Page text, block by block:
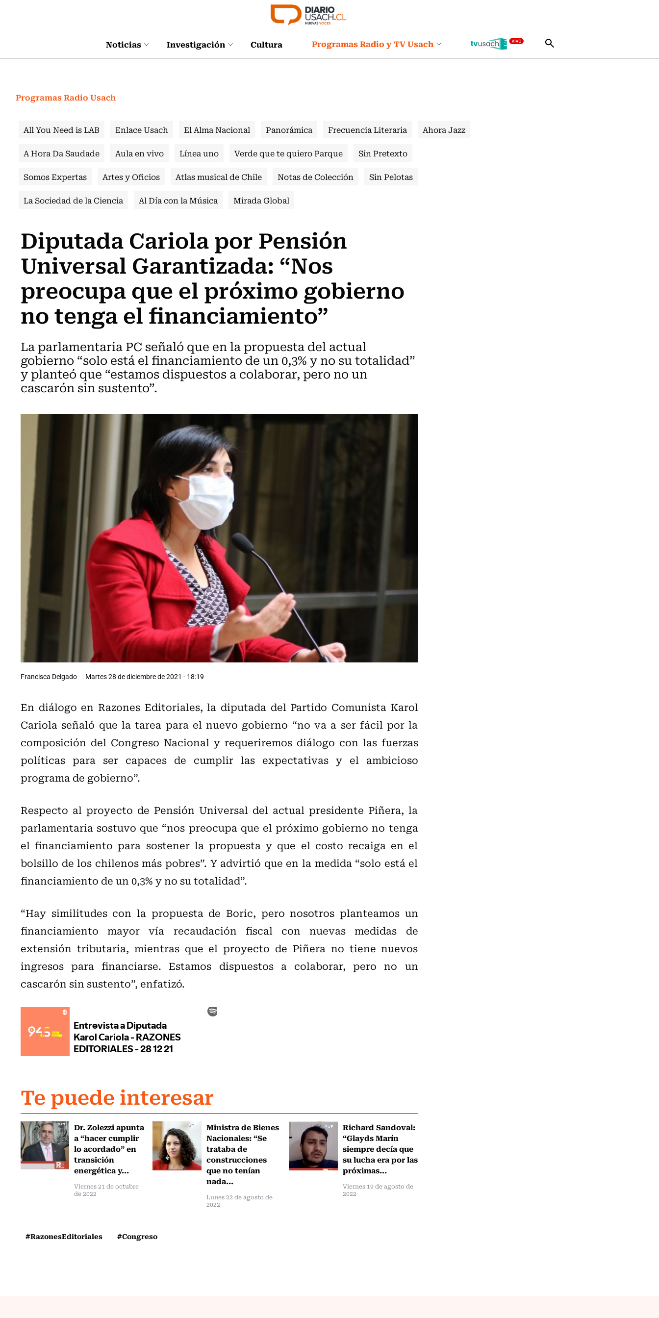
Noticias Investigación Cultura Programas Radio y TV Usach
Programas Radio Usach
All You Need is LAB Enlace Usach El Alma Nacional Panorámica Frecuencia Literaria
Ahora Jazz
A Hora Da Saudade
Aula en vivo Línea uno Verde que te quiero Parque
Sin Pretexto
Somos Expertas
Artes y Oficios Atlas musical de Chile Notas de Colección
Sin Pelotas
La Sociedad de la Ciencia
Al Día con la Música Mirada Global
Diputada Cariola por Pensión
Universal Garantizada: “Nos
preocupa que el próximo gobierno
no tenga el financiamiento”
La parlamentaria PC señaló que en la propuesta del actual
gobierno “solo está el financiamiento de un 0,3% y no su totalidad”
y planteó que “estamos dispuestos a colaborar, pero no un
cascarón sin sustento”.
Francisca Delgado Martes 28 de diciembre de 2021 - 18:19
En diálogo en Razones Editoriales, la diputada del Partido Comunista Karol
Cariola señaló que la tarea para el nuevo gobierno “no va a ser fácil por la
composición del Congreso Nacional y requeriremos diálogo con las fuerzas
políticas para ser capaces de cumplir las expectativas y el ambicioso
programa de gobierno”.
Respecto al proyecto de Pensión Universal del actual presidente Piñera, la
parlamentaria sostuvo que “nos preocupa que el próximo gobierno no tenga
el financiamiento para sostener la propuesta y que el costo recaiga en el
bolsillo de los chilenos más pobres”. Y advirtió que en la medida “solo está el
financiamiento de un 0,3% y no su totalidad”.
“Hay similitudes con la propuesta de Boric, pero nosotros planteamos un
financiamiento mayor vía recaudación fiscal con nuevas medidas de
extensión tributaria, mientras que el proyecto de Piñera no tiene nuevos
ingresos para financiarse. Estamos dispuestos a colaborar, pero no un
cascarón sin sustento”, enfatizó.
Te puede interesar
Dr. Zolezzi apunta
a “hacer cumplir
lo acordado” en
transición
energética y...
Viernes 21 de octubre
de 2022
Ministra de Bienes
Nacionales: “Se
trataba de
construcciones
que no tenían
nada...
Lunes 22 de agosto de
2022
Richard Sandoval:
“Glayds Marín
siempre decía que
su lucha era por las
próximas...
Viernes 19 de agosto de
2022
#RazonesEditoriales #Congreso